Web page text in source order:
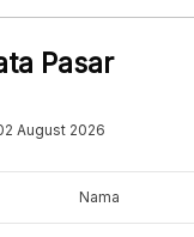
Pasar
August 2026
Nama